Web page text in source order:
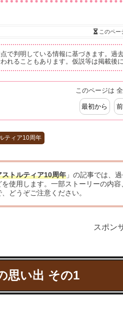
このペー
で判明している情報に基づきます。過
れることもあります。仮説等は掲載後
このページは
最初から
ティア10周年
ストルティア10周年 」の記事では、
を使用します。一部ストーリーの内
、どうぞご注意ください。
スポン
思い出 その1